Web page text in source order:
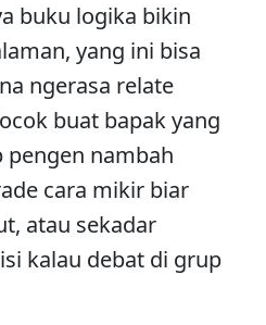
buku logika bikin
yang ini bisa
ngerasa relate
buat bapak yang
nambah
cara mikir biar
atau sekadar
kalau debat di grup